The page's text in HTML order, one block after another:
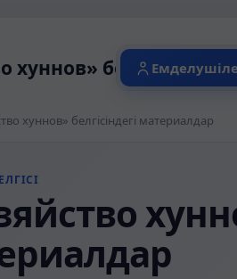
хуннов» белгісіндегі
хуннов» белгісіндегі материалдар